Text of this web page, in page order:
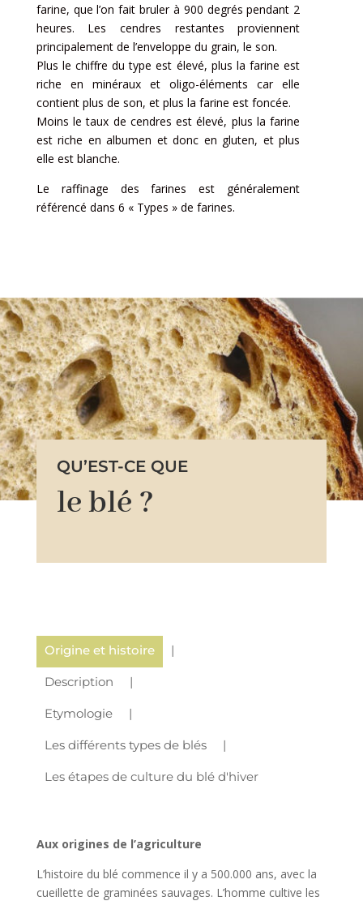
farine, que l’on fait bruler à 900 degrés pendant 2
heures. Les cendres restantes proviennent
principalement de l’enveloppe du grain, le son.
Plus le chiffre du type est élevé, plus la farine est
riche en minéraux et oligo-éléments car elle
contient plus de son, et plus la farine est foncée.
Moins le taux de cendres est élevé, plus la farine
est riche en albumen et donc en gluten, et plus
elle est blanche.
Le raffinage des farines est généralement
référencé dans 6 « Types » de farines.
QU’EST-CE QUE
le blé ?
Origine et histoire
Description
Etymologie
Les différents types de blés
Les étapes de culture du blé d'hiver
Aux origines de l’agriculture
L’histoire du blé commence il y a 500.000 ans, avec la
cueillette de graminées sauvages. L’homme cultive les